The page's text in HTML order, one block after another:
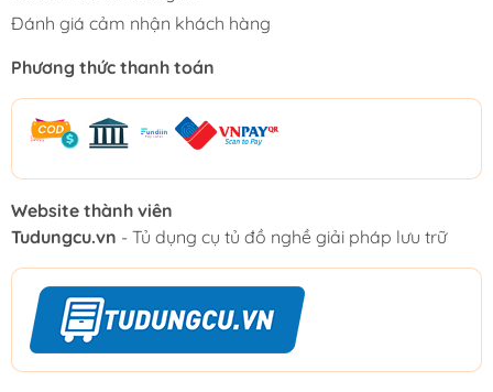
Đánh giá cảm nhận khách hàng
Phương thức thanh toán
Website thành viên
Tudungcu.vn - Tủ dụng cụ tủ đồ nghề giải pháp lưu trữ